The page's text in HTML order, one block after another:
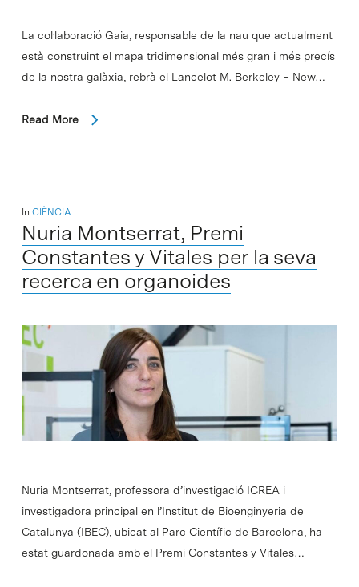
La col·laboració Gaia, responsable de la nau que actualment
està construint el mapa tridimensional més gran i més precís
de la nostra galàxia, rebrà el Lancelot M. Berkeley − New…
Read More
In CIÈNCIA
Nuria Montserrat, Premi
Constantes y Vitales per la seva
recerca en organoides
Nuria Montserrat, professora d’investigació ICREA i
investigadora principal en l’Institut de Bioenginyeria de
Catalunya (IBEC), ubicat al Parc Científic de Barcelona, ha
estat guardonada amb el Premi Constantes y Vitales…